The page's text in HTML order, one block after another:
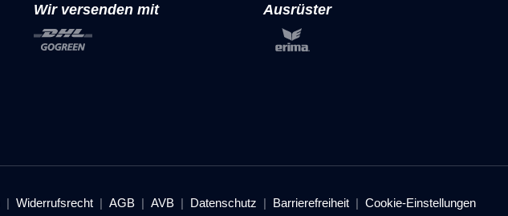
Wir versenden mit Ausrüster
Widerrufsrecht AGB AVB Datenschutz Barrierefreiheit Cookie-Einstellungen